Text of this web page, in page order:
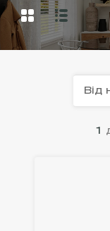
1
Від